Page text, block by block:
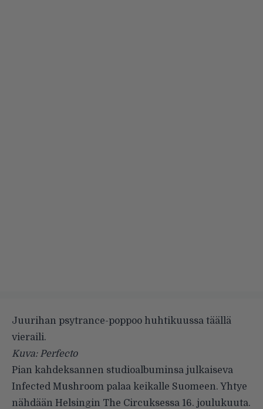
Juurihan psytrance-poppoo huhtikuussa täällä
vieraili.
Kuva: Perfecto
Pian kahdeksannen studioalbuminsa julkaiseva
Infected Mushroom palaa keikalle Suomeen. Yhtye
nähdään Helsingin The Circuksessa 16. joulukuuta.